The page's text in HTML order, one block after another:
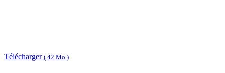
Télécharger ( 42 Mo )